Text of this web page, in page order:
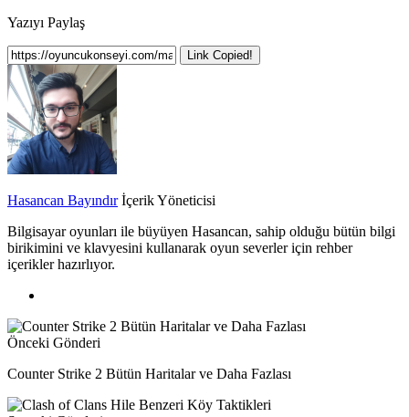
Yazıyı Paylaş
Link Copied!
Hasancan Bayındır İçerik Yöneticisi
Bilgisayar oyunları ile büyüyen Hasancan, sahip olduğu bütün bilgi
birikimini ve klavyesini kullanarak oyun severler için rehber
içerikler hazırlıyor.
Önceki Gönderi
Counter Strike 2 Bütün Haritalar ve Daha Fazlası